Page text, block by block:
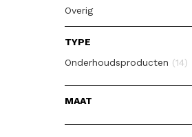
Overig
TYPE
Onderhoudsproducten (14)
MAAT